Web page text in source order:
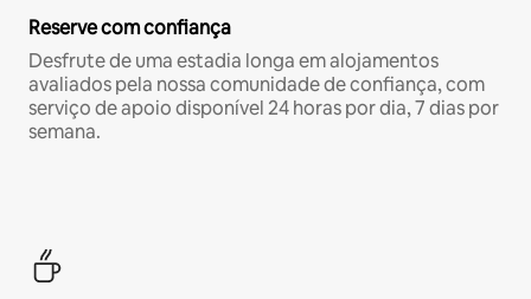
Reserve com confiança
Desfrute de uma estadia longa em alojamentos
avaliados pela nossa comunidade de confiança, com
serviço de apoio disponível 24 horas por dia, 7 dias por
semana.